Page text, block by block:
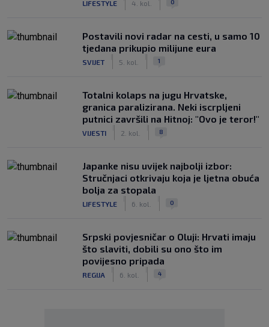
LIFESTYLE 4. kol. 0
Postavili novi radar na cesti, u samo 10
tjedana prikupio milijune eura
SVIJET 5. kol. 1
Totalni kolaps na jugu Hrvatske,
granica paralizirana. Neki iscrpljeni
putnici završili na Hitnoj: "Ovo je teror!"
VIJESTI 2. kol. 8
Japanke nisu uvijek najbolji izbor:
Stručnjaci otkrivaju koja je ljetna obuća
bolja za stopala
LIFESTYLE 6. kol. 0
Srpski povjesničar o Oluji: Hrvati imaju
što slaviti, dobili su ono što im
povijesno pripada
REGIJA 6. kol. 4